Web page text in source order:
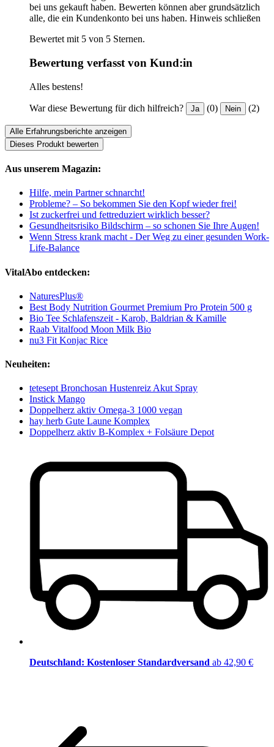
bei uns gekauft haben. Bewerten können aber grundsätzlich
alle, die ein Kundenkonto bei uns haben. Hinweis schließen
Bewertet mit 5 von 5 Sternen.
Bewertung verfasst von Kund:in
Alles bestens!
War diese Bewertung für dich hilfreich? Ja (0) Nein (2)
Alle Erfahrungsberichte anzeigen
Dieses Produkt bewerten
Aus unserem Magazin:
Hilfe, mein Partner schnarcht!
Probleme? – So bekommen Sie den Kopf wieder frei!
Ist zuckerfrei und fettreduziert wirklich besser?
Gesundheitsrisiko Bildschirm – so schonen Sie Ihre Augen!
Wenn Stress krank macht - Der Weg zu einer gesunden Work-
Life-Balance
VitalAbo entdecken:
NaturesPlus®
Best Body Nutrition Gourmet Premium Pro Protein 500 g
Bio Tee Schlafenszeit - Karob, Baldrian & Kamille
Raab Vitalfood Moon Milk Bio
nu3 Fit Konjac Rice
Neuheiten:
tetesept Bronchosan Hustenreiz Akut Spray
Instick Mango
Doppelherz aktiv Omega-3 1000 vegan
hay herb Gute Laune Komplex
Doppelherz aktiv B-Komplex + Folsäure Depot
Deutschland: Kostenloser Standardversand ab 42,90 €